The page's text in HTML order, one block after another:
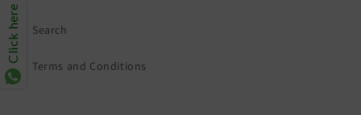
Search
Terms and Conditions
Click here